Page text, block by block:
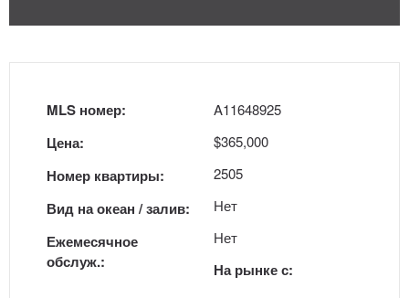
MLS номер:
Цена:
Номер квартиры:
Вид на океан / залив:
Ежемесячное
обслуж.:
A11648925
$365,000
2505
Нет
Нет
На рынке с: